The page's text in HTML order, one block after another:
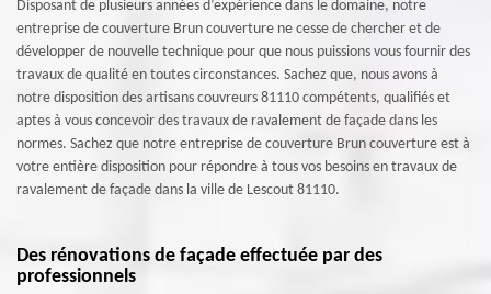
Disposant de plusieurs années d’expérience dans le domaine, notre
entreprise de couverture Brun couverture ne cesse de chercher et de
développer de nouvelle technique pour que nous puissions vous fournir des
travaux de qualité en toutes circonstances. Sachez que, nous avons à
notre disposition des artisans couvreurs 81110 compétents, qualifiés et
aptes à vous concevoir des travaux de ravalement de façade dans les
normes. Sachez que notre entreprise de couverture Brun couverture est à
votre entière disposition pour répondre à tous vos besoins en travaux de
ravalement de façade dans la ville de Lescout 81110.
Des rénovations de façade effectuée par des
professionnels